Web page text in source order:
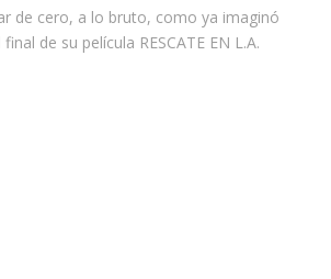
de cero, a lo bruto, como ya imaginó
de su película RESCATE EN L.A.